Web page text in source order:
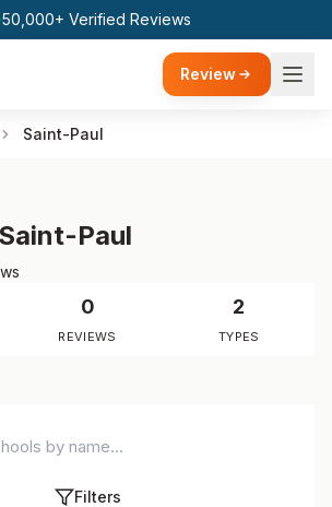
50,000+ Verified Reviews
Review
Saint-Paul
Paul
0
REVIEWS
2
TYPES
Filters